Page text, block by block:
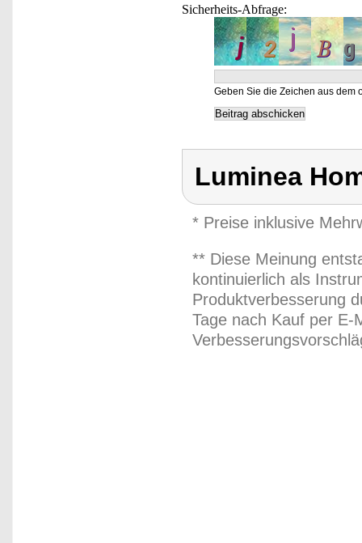
Sicherheits-Abfrage:
Geben Sie die Zeichen aus dem
Luminea
* Preise inklusive
** Diese Meinung
kontinuierlich als
Produktverbesserung
Tage nach Kauf per E-